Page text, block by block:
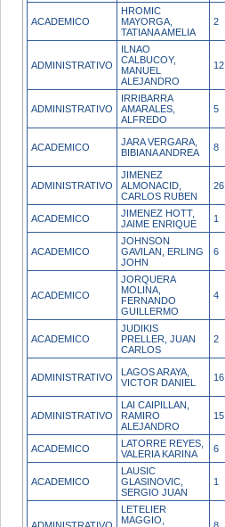
ACADEMICO
HROMIC
MAYORGA,
TATIANA AMELIA
2
ADMINISTRATIVO
ILNAO
CALBUCOY,
MANUEL
ALEJANDRO
12
ADMINISTRATIVO
IRRIBARRA
AMARALES,
ALFREDO
5
ACADEMICO
JARA VERGARA,
BIBIANA ANDREA
8
ADMINISTRATIVO
JIMENEZ
ALMONACID,
CARLOS RUBEN
26
ACADEMICO
JIMENEZ HOTT,
JAIME ENRIQUE
1
ACADEMICO
JOHNSON
GAVILAN, ERLING
JOHN
6
ACADEMICO
JORQUERA
MOLINA,
FERNANDO
GUILLERMO
4
ACADEMICO
JUDIKIS
PRELLER, JUAN
CARLOS
2
ADMINISTRATIVO
LAGOS ARAYA,
VICTOR DANIEL
16
ADMINISTRATIVO
LAI CAIPILLAN,
RAMIRO
ALEJANDRO
15
ACADEMICO
LATORRE REYES,
VALERIA KARINA
6
ACADEMICO
LAUSIC
GLASINOVIC,
SERGIO JUAN
1
LETELIER
MAGGIO,